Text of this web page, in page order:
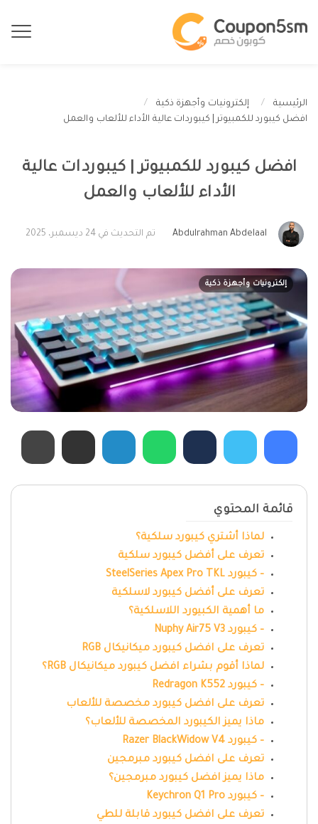
الرئيسية
إلكترونيات وأجهزة ذكية
افضل كيبورد للكمبيوتر | كيبوردات عالية الأداء للألعاب والعمل
افضل كيبورد للكمبيوتر | كيبوردات عالية
الأداء للألعاب والعمل
Abdulrahman Abdelaal تم التحديث في 24 ديسمبر، 2025
إلكترونيات وأجهزة ذكية
قائمة المحتوي
لماذا أشتري كيبورد سلكية؟
تعرف على أفضل كيبورد سلكية
– كيبورد SteelSeries Apex Pro TKL
تعرف على أفضل كيبورد لاسلكية
ما أهمية الكبيورد اللاسلكية؟
– كيبورد Nuphy Air75 V3
تعرف على افضل كيبورد ميكانيكال RGB
لماذا أقوم بشراء افضل كيبورد ميكانيكال RGB؟
– كيبورد Redragon K552
تعرف على افضل كيبورد مخصصة للألعاب
ماذا يميز الكيبورد المخصصة للألعاب؟
– كيبورد Razer BlackWidow V4
تعرف على افضل كيبورد مبرمجين
ماذا يميز افضل كيبورد مبرمجين؟
– كيبورد Keychron Q1 Pro
تعرف على افضل كيبورد قابلة للطي